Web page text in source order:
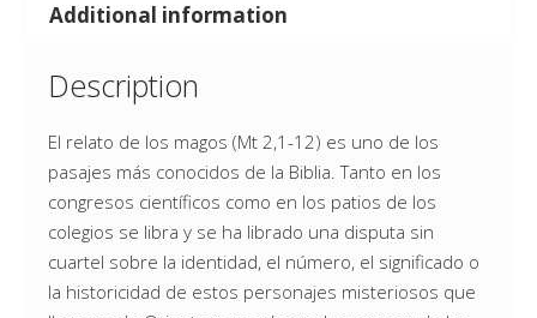
Additional information
Description
El relato de los magos (Mt 2,1-12) es uno de los
pasajes más conocidos de la Biblia. Tanto en los
congresos científicos como en los patios de los
colegios se libra y se ha librado una disputa sin
cuartel sobre la identidad, el número, el significado o
la historicidad de estos personajes misteriosos que